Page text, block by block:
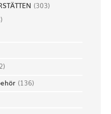
(303)
)
)
(136)